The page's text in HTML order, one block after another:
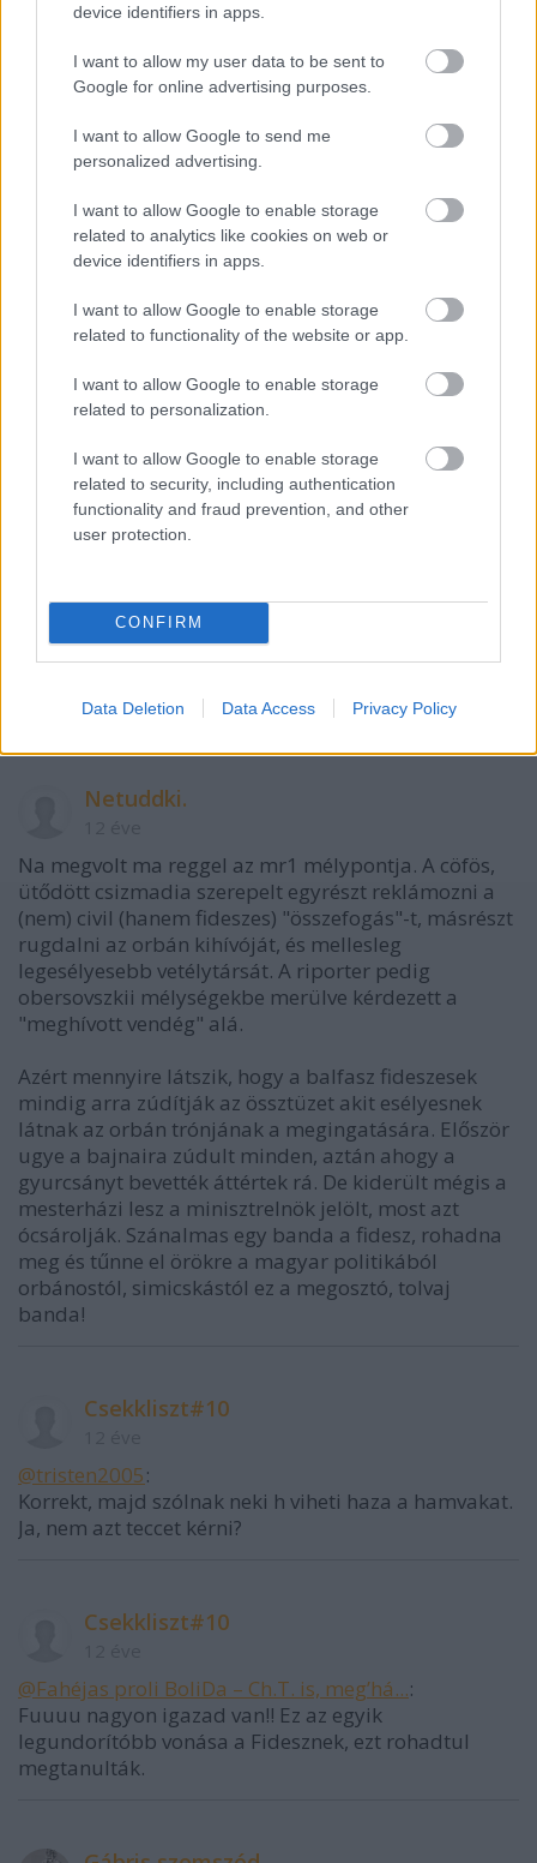
device identifiers in apps.
I want to allow my user data to be sent to
Google for online advertising purposes.
I want to allow Google to send me
personalized advertising.
I want to allow Google to enable storage
related to analytics like cookies on web or
device identifiers in apps.
I want to allow Google to enable storage
related to functionality of the website or app.
I want to allow Google to enable storage
related to personalization.
I want to allow Google to enable storage
related to security, including authentication
functionality and fraud prevention, and other
user protection.
CONFIRM
Data Deletion Data Access Privacy Policy
Csekkliszt#10
12 éve
@tristen2005:
Nem ad borravalót
tristen2005
12 éve
@Csekkliszt#10:
sms-t és kész. De hol van, azt senki nem tudja!
Boli – Ch.T. is, meg hát!
12 éve
@Csekkliszt#10:
marketing trümknek tűnik az útlevél dolog. A
marketing alapjainál tanítják, hogy ha sarad van,
fogd rá ezt gyorsan a másikra, mert ha ő mondja
előbb, ő csak visszavág. Kezd kilógni a pacipata.
Netuddki.
Na megvolt ma reggel az mr1 mélypontja. A cöfös,
ütődött csizmadia szerepelt egyrészt reklámozni a
(nem) civil (hanem fideszes) "összefogás"-t, másrészt
rugdalni az orbán kihívóját, és mellesleg
legesélyesebb vetélytársát. A riporter pedig
obersovszkii mélységekbe merülve kérdezett a
"meghívott vendég" alá.
Azért mennyire látszik, hogy a balfasz fideszesek
mindig arra zúdítják az össztüzet akit esélyesnek
látnak az orbán trónjának a megingatására. Először
ugye a bajnaira zúdult minden, aztán ahogy a
gyurcsányt bevették áttértek rá. De kiderült mégis a
mesterházi lesz a minisztrelnök jelölt, most azt
ócsárolják. Szánalmas egy banda a fidesz, rohadna
meg és tűnne el örökre a magyar politikából
orbánostól, simicskástól ez a megosztó, tolvaj
banda!
Csekkliszt#10
@tristen2005:
Korrekt, majd szólnak neki h viheti haza a hamvakat.
Ja, nem azt teccet kérni?
Csekkliszt#10
@Fahéjas proli BoliDa – Ch.T. is, meg’há...:
Fuuuu nagyon igazad van!! Ez az egyik
legundorítóbb vonása a Fidesznek, ezt rohadtul
megtanulták.